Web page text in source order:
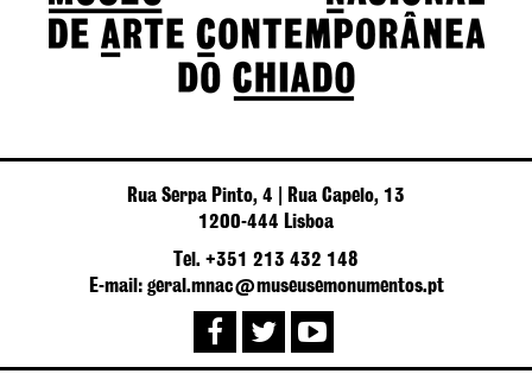
Rua Serpa Pinto, 4 | Rua Capelo, 13
1200-444 Lisboa
Tel. +351 213 432 148
E-mail: geral.mnac@museusemonumentos.pt